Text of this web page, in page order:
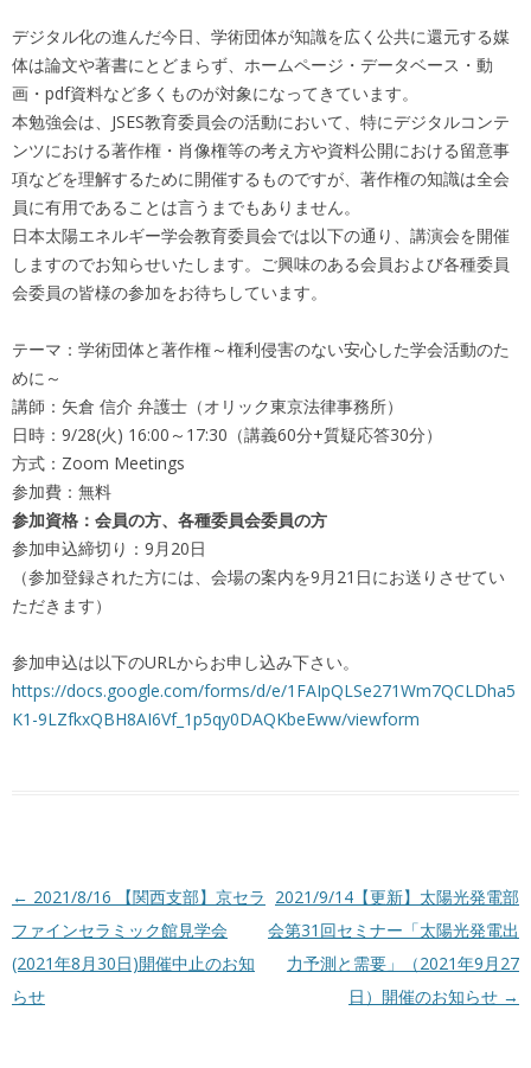
デジタル化の進んだ今日、学術団体が知識を広く公共に還元する媒
体は論文や著書にとどまらず、ホームページ・データベース・動
画・pdf資料など多くものが対象になってきています。
本勉強会は、JSES教育委員会の活動において、特にデジタルコンテ
ンツにおける著作権・肖像権等の考え方や資料公開における留意事
項などを理解するために開催するものですが、著作権の知識は全会
員に有用であることは言うまでもありません。
日本太陽エネルギー学会教育委員会では以下の通り、講演会を開催
しますのでお知らせいたします。ご興味のある会員および各種委員
会委員の皆様の参加をお待ちしています。
テーマ：学術団体と著作権～権利侵害のない安心した学会活動のた
めに～
講師：矢倉 信介 弁護士（オリック東京法律事務所）
日時：9/28(火) 16:00～17:30（講義60分+質疑応答30分）
方式：Zoom Meetings
参加費：無料
参加資格：会員の方、各種委員会委員の方
参加申込締切り：9月20日
（参加登録された方には、会場の案内を9月21日にお送りさせてい
ただきます）
参加申込は以下のURLからお申し込み下さい。
https://docs.google.com/forms/d/e/1FAIpQLSe271Wm7QCLDha5
K1-9LZfkxQBH8AI6Vf_1p5qy0DAQKbeEww/viewform
投稿ナビゲーション
← 2021/8/16 【関西支部】京セラ
ファインセラミック館見学会
(2021年8月30日)開催中止のお知
らせ
2021/9/14【更新】太陽光発電部
会第31回セミナー「太陽光発電出
力予測と需要」（2021年9月27
日）開催のお知らせ →